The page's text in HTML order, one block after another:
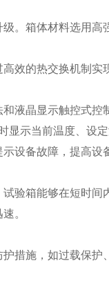
箱体材料选用高
的热交换机制实
晶显示触控式控
示当前温度、设定
备故障，提高设
箱能够在短时间
。
施，如过载保护